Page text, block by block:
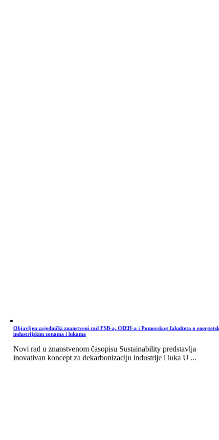
Objavljen zajednički znanstveni rad FSB-a, OIEH-a i Pomorskog fakulteta o
industrijskim zonama i lukama
Novi rad u znanstvenom časopisu Sustainability predstavlja
inovativan koncept za dekarbonizaciju industrije i luka U ...